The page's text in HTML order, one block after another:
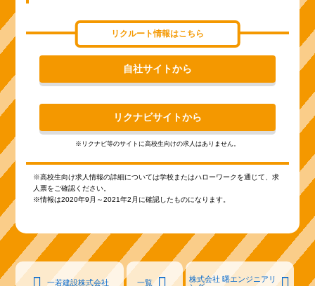
リクルート情報はこちら
自社サイトから
リクナビサイトから
※リクナビ等のサイトに高校生向けの求人はありません。
※高校生向け求人情報の詳細については学校またはハローワークを通じて、求
人票をご確認ください。
※情報は2020年9月～2021年2月に確認したものになります。
一若建設株式会社 一覧
株式会社 曙エンジニアリ